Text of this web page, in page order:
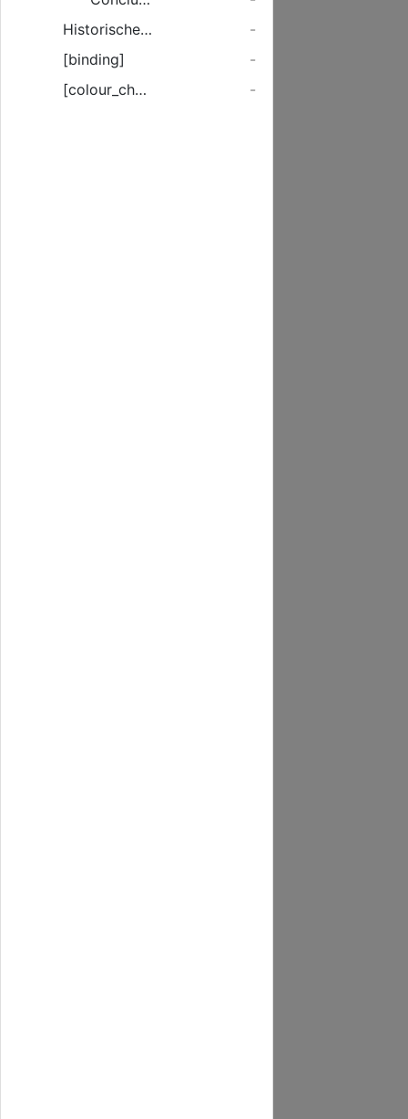
Historischer Bericht Von ungewöhnlichen häuffigen ankommenden/ und theils mit einander streitenden Vogelen/ Thieren und Ungezyferen/ beyd als Mittel Ursachen/ und Omnibus oder Vorbedeutungen obberürter dreyer Plagen.
-
[binding]
-
[colour_checker]
-